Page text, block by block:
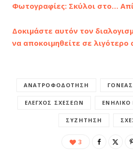
Φωτογραφίες: Σκύλοι στο…
Δοκιμάστε αυτόν τον
να αποκοιμηθείτε σε
ΑΝΑΤΡΟΦΟΔΌΤΗΣΗ ΓΟΝΈΑΣ
ΈΛΕΓΧΟΣ ΣΧΈΣΕΩΝ ΕΝΉΛΙΚΟ
ΣΥΖΉΤΗΣΗ
3